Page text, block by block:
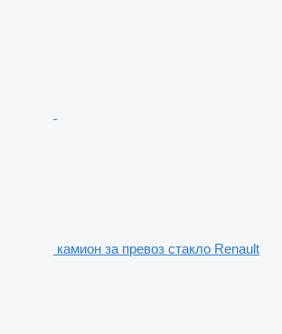
камион за превоз стакло Renault